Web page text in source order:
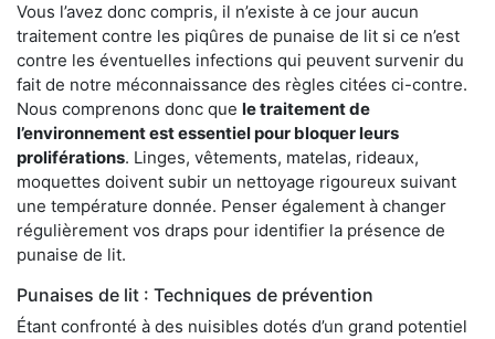
Vous l’avez donc compris, il n’existe à ce jour aucun
traitement contre les piqûres de punaise de lit si ce n’est
contre les éventuelles infections qui peuvent survenir du
fait de notre méconnaissance des règles citées ci-contre.
Nous comprenons donc que le traitement de
l’environnement est essentiel pour bloquer leurs
proliférations. Linges, vêtements, matelas, rideaux,
moquettes doivent subir un nettoyage rigoureux suivant
une température donnée. Penser également à changer
régulièrement vos draps pour identifier la présence de
punaise de lit.
Punaises de lit : Techniques de prévention
Étant confronté à des nuisibles dotés d’un grand potentiel